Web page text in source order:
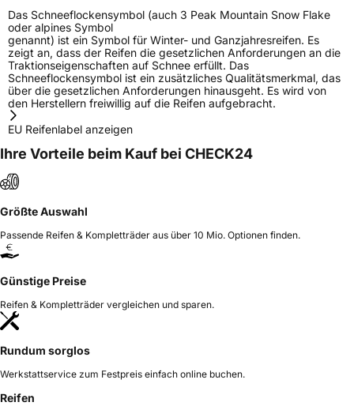
Das Schneeflockensymbol (auch 3 Peak Mountain Snow Flake
oder alpines Symbol
genannt) ist ein Symbol für Winter- und Ganzjahresreifen. Es
zeigt an, dass der Reifen die gesetzlichen Anforderungen an die
Traktionseigenschaften auf Schnee erfüllt. Das
Schneeflockensymbol ist ein zusätzliches Qualitätsmerkmal, das
über die gesetzlichen Anforderungen hinausgeht. Es wird von
den Herstellern freiwillig auf die Reifen aufgebracht.
EU Reifenlabel anzeigen
Ihre Vorteile beim Kauf bei CHECK24
Größte Auswahl
Passende Reifen & Kompletträder aus über 10 Mio. Optionen finden.
Günstige Preise
Reifen & Kompletträder vergleichen und sparen.
Rundum sorglos
Werkstattservice zum Festpreis einfach online buchen.
Reifen